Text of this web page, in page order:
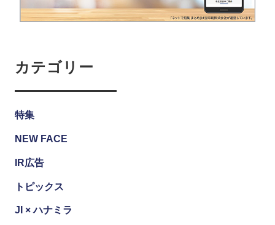
カテゴリー
特集
NEW FACE
IR広告
トピックス
JI × ハナミラ